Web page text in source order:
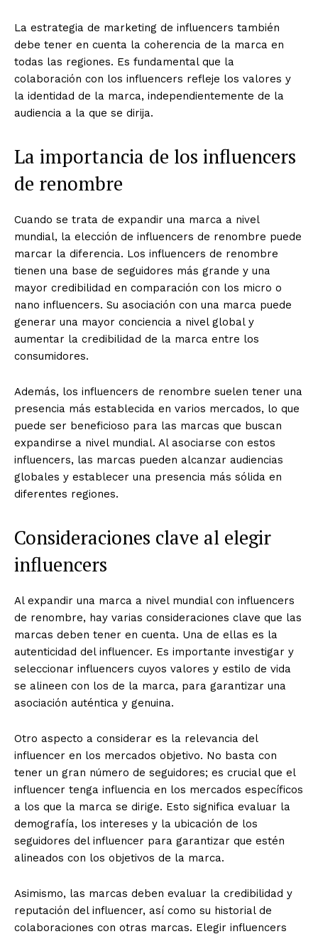
La estrategia de marketing de influencers también
debe tener en cuenta la coherencia de la marca en
todas las regiones. Es fundamental que la
colaboración con los influencers refleje los valores y
la identidad de la marca, independientemente de la
audiencia a la que se dirija.
La importancia de los influencers
de renombre
Cuando se trata de expandir una marca a nivel
mundial, la elección de influencers de renombre puede
marcar la diferencia. Los influencers de renombre
tienen una base de seguidores más grande y una
mayor credibilidad en comparación con los micro o
nano influencers. Su asociación con una marca puede
generar una mayor conciencia a nivel global y
aumentar la credibilidad de la marca entre los
consumidores.
Además, los influencers de renombre suelen tener una
presencia más establecida en varios mercados, lo que
puede ser beneficioso para las marcas que buscan
expandirse a nivel mundial. Al asociarse con estos
influencers, las marcas pueden alcanzar audiencias
globales y establecer una presencia más sólida en
diferentes regiones.
Consideraciones clave al elegir
influencers
Al expandir una marca a nivel mundial con influencers
de renombre, hay varias consideraciones clave que las
marcas deben tener en cuenta. Una de ellas es la
autenticidad del influencer. Es importante investigar y
seleccionar influencers cuyos valores y estilo de vida
se alineen con los de la marca, para garantizar una
asociación auténtica y genuina.
Otro aspecto a considerar es la relevancia del
influencer en los mercados objetivo. No basta con
tener un gran número de seguidores; es crucial que el
influencer tenga influencia en los mercados específicos
a los que la marca se dirige. Esto significa evaluar la
demografía, los intereses y la ubicación de los
seguidores del influencer para garantizar que estén
alineados con los objetivos de la marca.
Asimismo, las marcas deben evaluar la credibilidad y
reputación del influencer, así como su historial de
colaboraciones con otras marcas. Elegir influencers